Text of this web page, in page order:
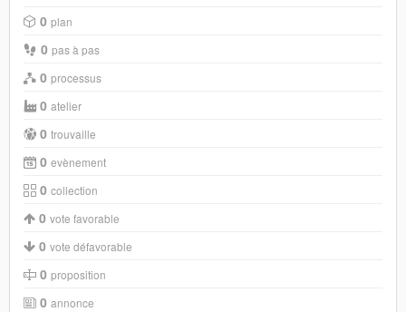
0 plan
0 pas à pas
0 processus
0 atelier
0 trouvaille
0 evènement
0 collection
0 vote favorable
0 vote défavorable
0 proposition
0 annonce